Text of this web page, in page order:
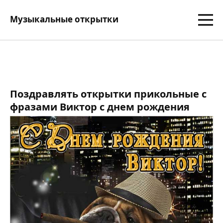
Музыкальные открытки
Поздравлять открытки прикольные с
фразами Виктор с днем рождения